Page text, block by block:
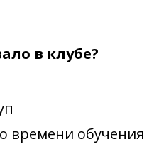
в клубе?
времени обучения